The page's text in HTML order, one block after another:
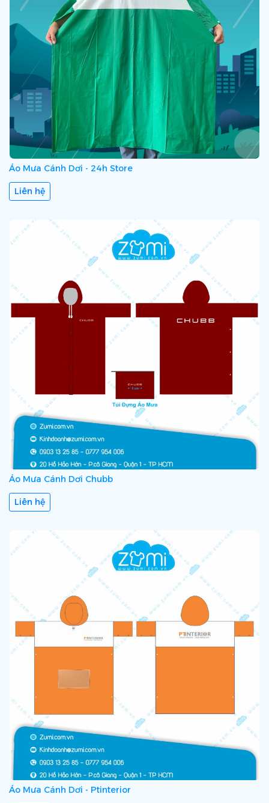
Áo Mưa Cánh Dơi - 24h Store
Liên hệ
Áo Mưa Cánh Dơi Chubb
Liên hệ
Áo Mưa Cánh Dơi - Ptinterior